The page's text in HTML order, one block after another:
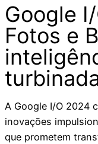
Google
Fotos e
A Google I/O 2024
inovações
que prometem